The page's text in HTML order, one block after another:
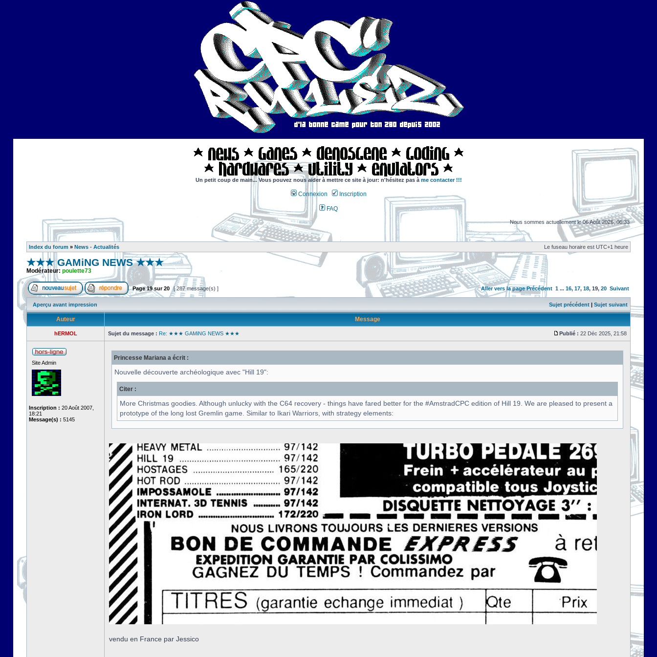
Un petit coup de main... Vous pouvez nous aider à mettre ce site à jour: n'hésitez pas à me contacter !!!
Connexion Inscription
FAQ
Nous sommes actuellement le 06 Août 2026, 06:33
Index du forum » News - Actualités Le fuseau horaire est UTC+1 heure
★★★ GAMiNG NEWS ★★★
Modérateur: poulette73
Page19sur20 [ 287 message(s) ] Aller vers la pagePrécédent 1 ... 16, 17, 18, 19, 20 Suivant
Aperçu avant impression Sujet précédent | Sujet suivant
Auteur Message
hERMOL Sujet du message : Re: ★★★ GAMiNG NEWS ★★★ Publié : 22 Déc 2025, 21:58
Site Admin
Inscription : 20 Août 2007,
18:21
Message(s) : 5145
Princesse Mariana a écrit :
Nouvelle découverte archéologique avec "Hill 19":
Citer :
More Christmas goodies. Although unlucky with the C64 recovery - things have fared better for the #AmstradCPC edition of Hill 19. We are pleased to present a
prototype of the long lost Gremlin game. Similar to Ikari Warriors, with strategy elements:
vendu en France par Jessico